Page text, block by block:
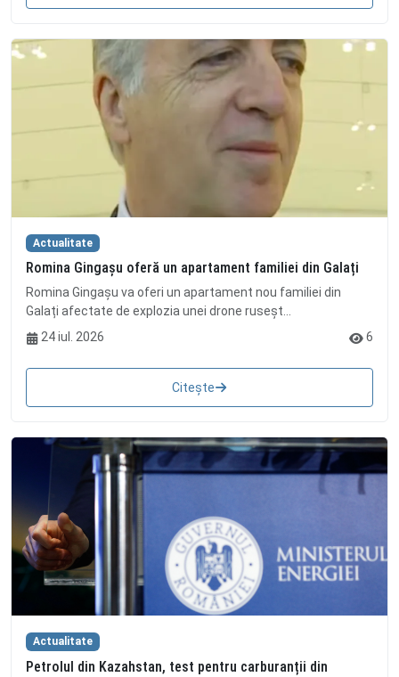
Actualitate
Romina Gingașu oferă un apartament familiei din Galați
Romina Gingașu va oferi un apartament nou familiei din
Galați afectate de explozia unei drone ruseșt...
24 iul. 2026
6
Citește
Actualitate
Petrolul din Kazahstan, test pentru carburanții din